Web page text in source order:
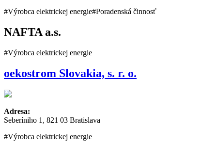
#Výrobca elektrickej energie#Poradenská činnosť
NAFTA a.s.
#Výrobca elektrickej energie
oekostrom Slovakia, s. r. o.
Adresa:
Seberíniho 1, 821 03 Bratislava
#Výrobca elektrickej energie